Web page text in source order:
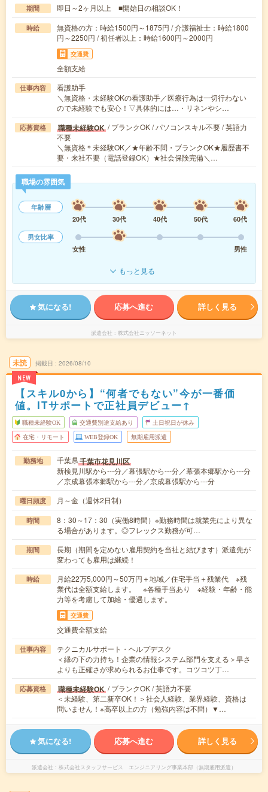
期間 即日～2ヶ月以上 ■開始日の相談OK！
時給
無資格の方：時給1500円～1875円 / 介護福祉士：時給1800
円～2250円 / 初任者以上：時給1600円～2000円
交通費
全額支給
仕事内容
看護助手
＼無資格・未経験OKの看護助手／医療行為は一切行わない
ので未経験でも安心！▽具体的には…・リネンやシ…
応募資格 職種未経験OK / ブランクOK / パソコンスキル不要 / 英語力
不要
＼無資格＊未経験OK／★年齢不問・ブランクOK★履歴書不
要・来社不要（電話登録OK）★社会保険完備＼…
職場の雰囲気
年齢層
20代
30代 40代 50代
60代
男女比率
女性
男性
もっと見る
気になる! 応募へ進む 詳しく見る
派遣会社 株式会社ニッソーネット
未読
NEW
掲載日 2026/08/10
【スキル0から】“何者でもない”今が一番価
値。ITサポートで正社員デビュー↑
職種未経験OK 交通費別途支給あり 土日祝日が休み
在宅・リモート WEB登録OK 無期雇用派遣
勤務地 千葉県千葉市花見川区
新検見川駅から---分／幕張駅から---分／幕張本郷駅から---分
／京成幕張本郷駅から---分／京成幕張駅から---分
曜日頻度 月～金（週休2日制）
時間
8：30～17：30（実働8時間）※勤務時間は就業先により異な
る場合があります。◎フレックス勤務が可…
期間
長期（期間を定めない雇用契約を当社と結びます）派遣先が
変わっても雇用は継続！
時給
月給22万5,000円～50万円＋地域／住宅手当＋残業代 ※残
業代は全額支給します。 ※各種手当あり ※経験・年齢・能
力等を考慮して加給・優遇します。
交通費
交通費全額支給
仕事内容
テクニカルサポート・ヘルプデスク
＜縁の下の力持ち！企業の情報システム部門を支える＞早さ
よりも正確さが求められるお仕事です。コツコツ丁…
応募資格 職種未経験OK / ブランクOK / 英語力不要
＜未経験、第二新卒OK！＞社会人経験、業界経験、資格は
問いません！※高卒以上の方（勉強内容は不問）▼…
気になる! 応募へ進む 詳しく見る
派遣会社 株式会社スタッフサービス エンジニアリング事業本部（無期雇用派遣）